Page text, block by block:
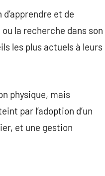
et de
la recherche dans son
les plus actuels à leurs
physique, mais
par l’adoption d’un
et une gestion